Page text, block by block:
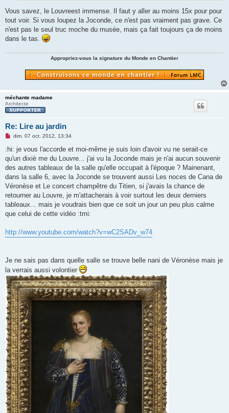
l
u
Vous savez, le Louvreest immense. Il faut y aller au moins 15x pour pour
tout voir. Si vous loupez la Joconde, ce n'est pas vraiment pas grave. Ce
n'est pas le seul truc moche du musée, mais ça fait toujours ça de moins
dans le tas.
Appropriez-vous la signature du Monde en Chantier
méchante madame
Architecte
Re: Lire au jardin
M
s
a
g
n
o
l
u
dim. 07 oct. 2012, 13:34
:hi: je vous l'accorde et moi-même je suis loin d'avoir vu ne serait-ce
qu'un dixiè me du Louvre... j'ai vu la Joconde mais je n'ai aucun souvenir
des autres tableaux de la salle qu'elle occupait à l'époque ? Mainenant,
dans la salle 6, avec la Joconde se trouvent aussi Les noces de Cana de
Véronèse et Le concert champêtre du Titien, si j'avais la chance de
retourner au Louvre, je m'attacherais à voir surtout les deux derniers
tableaux... mais je voudrais bien que ce soit un jour un peu plus calme
que celui de cette vidéo :tmi:
http://www.youtube.com/watch?v=wC2SADv_w74
Je ne sais pas dans quelle salle se trouve belle nani de Véronèse mais je
la verrais aussi volontier